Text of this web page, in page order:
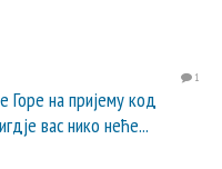
1
Горе на пријему код
вас нико неће...